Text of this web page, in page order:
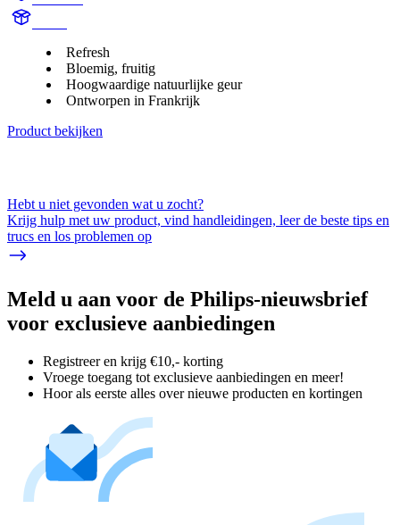
Refresh
Bloemig, fruitig
Hoogwaardige natuurlijke geur
Ontworpen in Frankrijk
Product bekijken
Hebt u niet gevonden wat u zocht?
Krijg hulp met uw product, vind handleidingen, leer de beste tips en
trucs en los problemen op
Meld u aan voor de Philips-nieuwsbrief
voor exclusieve aanbiedingen
Registreer en krijg €10,- korting
Vroege toegang tot exclusieve aanbiedingen en meer!
Hoor als eerste alles over nieuwe producten en kortingen